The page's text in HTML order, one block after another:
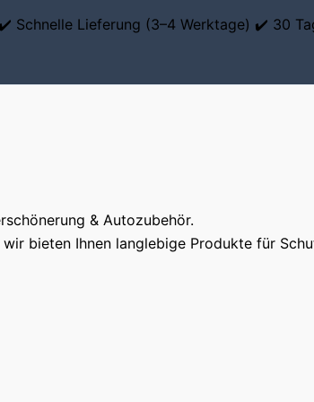
Schnelle Lieferung (3–4 Werktage) ✔️ 30
& Autozubehör.
bieten Ihnen langlebige Produkte für